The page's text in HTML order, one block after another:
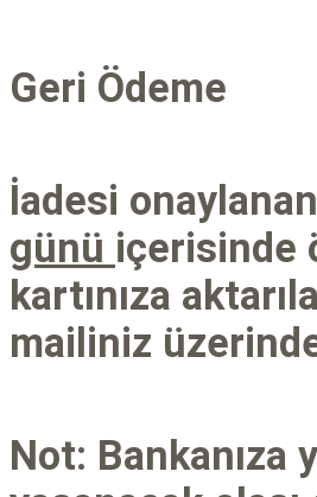
Geri Ödeme
İadesi
günü içerisinde
kartınıza
mailiniz
Not: Bankanıza